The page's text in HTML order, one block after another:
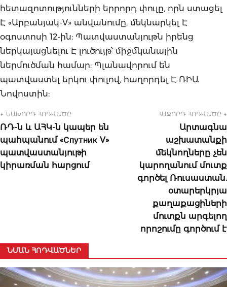
հետազոտությունների երրորդ փուլը, որն ստացել
Է «Արբանյակ-V» անվանումը, մեկնարկել Է
օգոստոսի 12-ին: Պատվաստանյութն իրենց
ներկայացնելու Է լուծույթ՝ միջմկանային
ներմուծման համար: Պլանավորում են
պատվաստել երկու փուլով, հաղորդել Է ՌԻԱ
Նովոստին:
← ՆԱԽՈՐԴ ՀՈԴՎԱԾԸ
ՌԴ-ն և ԱՀԿ-ն կապեր են
պահպանում «Спутник V»
պատվաստանյութի
կիրառման հարցում
ՀԱՋՈՐԴ ՀՈԴՎԱԾԸ →
Արտագնա
աշխատանքի
մեկնողները չեն
կարողանում մուտք
գործել Ռուսաստան.
օտարերկրյա
քաղաքացիների
մուտքն արգելող
որոշումը գործում է
ՆՄԱՆ ՀՈԴՎԱԾՆԵՐ